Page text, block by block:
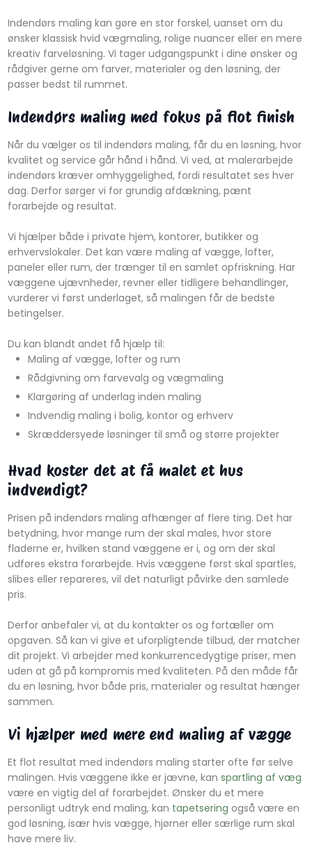
Indendørs maling kan gøre en stor forskel, uanset om du
ønsker klassisk hvid vægmaling, rolige nuancer eller en mere
kreativ farveløsning. Vi tager udgangspunkt i dine ønsker og
rådgiver gerne om farver, materialer og den løsning, der
passer bedst til rummet.
Indendørs maling med fokus på flot finish
Når du vælger os til indendørs maling, får du en løsning, hvor
kvalitet og service går hånd i hånd. Vi ved, at malerarbejde
indendørs kræver omhyggelighed, fordi resultatet ses hver
dag. Derfor sørger vi for grundig afdækning, pænt
forarbejde og resultat.
Vi hjælper både i private hjem, kontorer, butikker og
erhvervslokaler. Det kan være maling af vægge, lofter,
paneler eller rum, der trænger til en samlet opfriskning. Har
væggene ujævnheder, revner eller tidligere behandlinger,
vurderer vi først underlaget, så malingen får de bedste
betingelser.
Du kan blandt andet få hjælp til:
​Maling af vægge, lofter og rum
​Rådgivning om farvevalg og vægmaling
​Klargøring af underlag inden maling
​Indvendig maling i bolig, kontor og erhverv
​Skræddersyede løsninger til små og større projekter
Hvad koster det at få malet et hus
indvendigt?
Prisen på indendørs maling afhænger af flere ting. Det har
betydning, hvor mange rum der skal males, hvor store
fladerne er, hvilken stand væggene er i, og om der skal
udføres ekstra forarbejde. Hvis væggene først skal spartles,
slibes eller repareres, vil det naturligt påvirke den samlede
pris.
Derfor anbefaler vi, at du kontakter os og fortæller om
opgaven. Så kan vi give et uforpligtende tilbud, der matcher
dit projekt. Vi arbejder med konkurrencedygtige priser, men
uden at gå på kompromis med kvaliteten. På den måde får
du en løsning, hvor både pris, materialer og resultat hænger
sammen.
Vi hjælper med mere end maling af vægge
Et flot resultat med indendørs maling starter ofte før selve
malingen. Hvis væggene ikke er jævne, kan spartling af væg
være en vigtig del af forarbejdet. Ønsker du et mere
personligt udtryk end maling, kan tapetsering også være en
god løsning, især hvis vægge, hjørner eller særlige rum skal
have mere liv.